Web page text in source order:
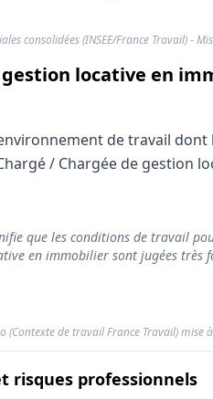
consolidées (INSEE/France Travail) -
locative en
de travail dont
/ Chargée de gestion
que les conditions de travail
en immobilier sont jugées très
(Contexte de travail France Travail) mise
risques professionnels